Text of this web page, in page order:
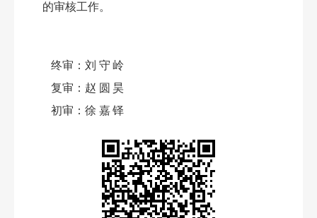
的审核工作。
终审： 刘守岭
复审： 赵圆昊
初审： 徐嘉铎